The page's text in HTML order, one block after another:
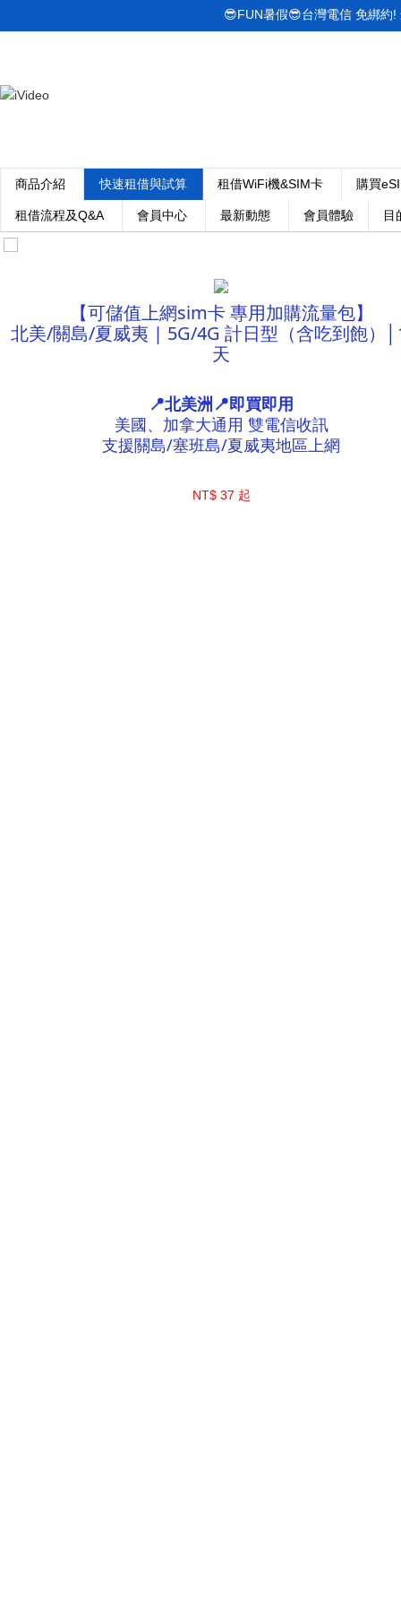
商品介紹 快速租借與試算 租借WiFi機&SIM卡 購買
租借流程及Q&A 會員中心 最新動態 會員體驗 目
😎FUN暑假😎台灣電信 免綁約
【可儲值上網sim卡 專用加購流量包】
北美/關島/夏威夷 | 5G/4G 計日型（含吃到飽）
天
📍北美洲📍即買即用
美國、加拿大通用 雙電信收訊
支援關島/塞班島/夏威夷地區上網
NT$ 37 起